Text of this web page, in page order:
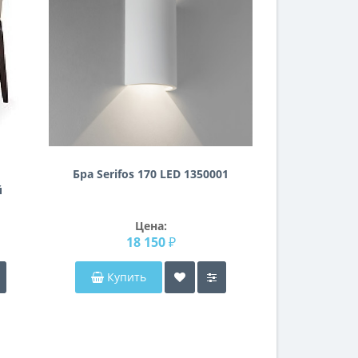
Бра Serifos 170 LED 1350001
Цена:
18 150 ₽
Купить